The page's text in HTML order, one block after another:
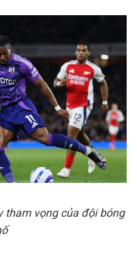
tham vọng của đội bóng